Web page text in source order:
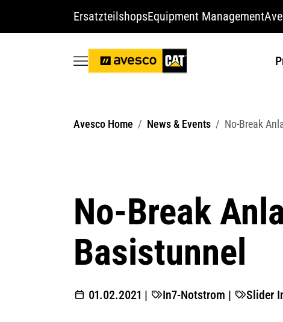
ErsatzteilshopsEquipment Management
Avesco Home News & Events No-Break
No-Break
Basistunnel
01.02.2021 | In7-Notstrom | Slider